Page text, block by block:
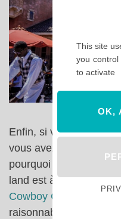
Enfin, si vous êtes
vous avez pris le
pourquoi pas !
land est à l’opposé de
Cowboy Cookout
raisonnable, plus
This site
you
to activate
OK,